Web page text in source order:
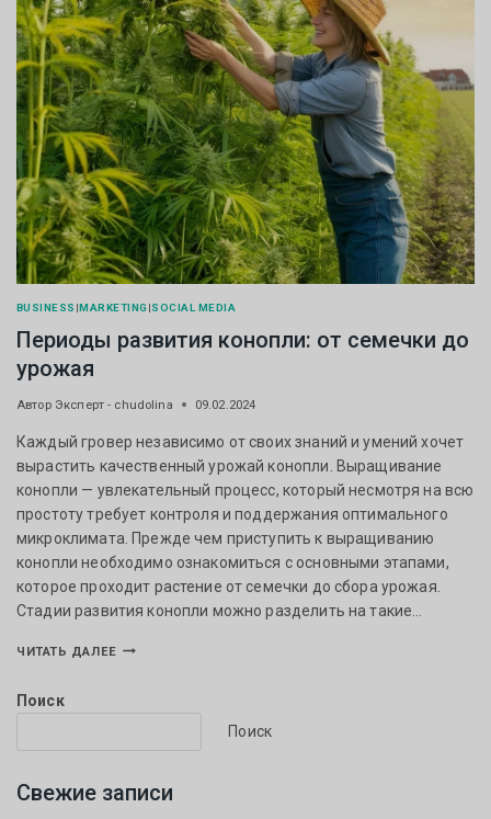
BUSINESS |MARKETING |SOCIAL MEDIA
Периоды развития конопли: от семечки до
урожая
Автор Эксперт - chudolina 09.02.2024
Каждый гровер независимо от своих знаний и умений хочет
вырастить качественный урожай конопли. Выращивание
конопли — увлекательный процесс, который несмотря на всю
простоту требует контроля и поддержания оптимального
микроклимата. Прежде чем приступить к выращиванию
конопли необходимо ознакомиться с основными этапами,
которое проходит растение от семечки до сбора урожая.
Стадии развития конопли можно разделить на такие…
ЧИТАТЬ ДАЛЕЕ
Поиск
Поиск
Свежие записи